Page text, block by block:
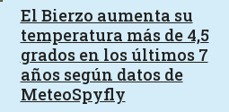
El Bierzo aumenta su
temperatura más de 4,5
grados en los últimos 7
años según datos de
MeteoSpyfly